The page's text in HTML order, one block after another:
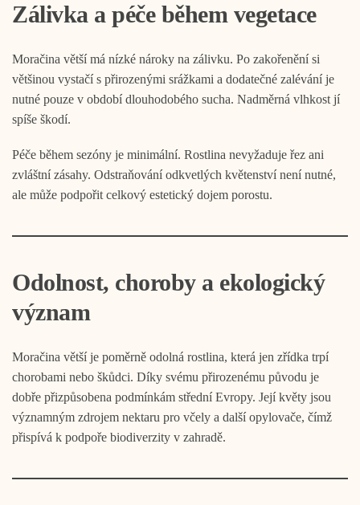
Zálivka a péče během vegetace
Moračina větší má nízké nároky na zálivku. Po zakořenění si
většinou vystačí s přirozenými srážkami a dodatečné zalévání je
nutné pouze v období dlouhodobého sucha. Nadměrná vlhkost jí
spíše škodí.
Péče během sezóny je minimální. Rostlina nevyžaduje řez ani
zvláštní zásahy. Odstraňování odkvetlých květenství není nutné,
ale může podpořit celkový estetický dojem porostu.
Odolnost, choroby a ekologický
význam
Moračina větší je poměrně odolná rostlina, která jen zřídka trpí
chorobami nebo škůdci. Díky svému přirozenému původu je
dobře přizpůsobena podmínkám střední Evropy. Její květy jsou
významným zdrojem nektaru pro včely a další opylovače, čímž
přispívá k podpoře biodiverzity v zahradě.